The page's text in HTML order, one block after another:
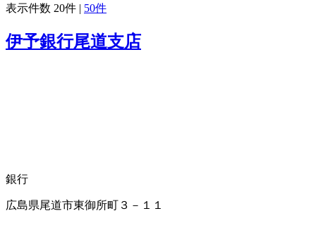
表示件数 20件 | 50件
伊予銀行尾道支店
銀行
広島県尾道市東御所町３－１１